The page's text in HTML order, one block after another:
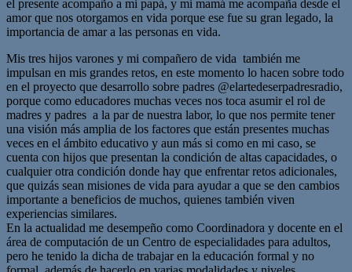
el presente acompaño a mi papá, y mi mamá me acompaña desde el
amor que nos otorgamos en vida porque ese fue su gran legado, la
importancia de amar a las personas en vida.
Mis tres hijos varones y mi compañero de vida también me
impulsan en mis grandes retos, en este momento lo hacen sobre todo
en el proyecto que desarrollo sobre padres @elartedeserpadresradio,
porque como educadores muchas veces nos toca asumir el rol de
madres y padres a la par de nuestra labor, lo que nos permite tener
una visión más amplia de los factores que están presentes muchas
veces en el ámbito educativo y aun más si como en mi caso, se
cuenta con hijos que presentan la condición de altas capacidades, o
cualquier otra condición donde hay que enfrentar retos adicionales,
que quizás sean misiones de vida para ayudar a que se den cambios
importante a beneficios de muchos, quienes también viven
experiencias similares.
En la actualidad me desempeño como Coordinadora y docente en el
área de computación de un Centro de especialidades para adultos,
pero he tenido la dicha de trabajar en la educación formal y no